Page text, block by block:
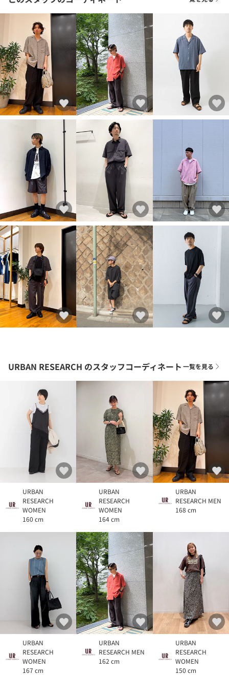
URBAN RESEARCH のスタッフコーディネート 一覧を見る
URBAN
RESEARCH
WOMEN
160 cm
URBAN
RESEARCH
WOMEN
164 cm
URBAN
RESEARCH MEN
168 cm
URBAN
RESEARCH
WOMEN
167 cm
URBAN
RESEARCH MEN
162 cm
URBAN
RESEARCH
WOMEN
150 cm